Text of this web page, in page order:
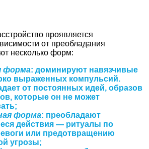
проявляется
от преобладания
несколько форм:
форма: доминируют навязчивые
выраженных компульсий.
от постоянных идей, образов
которые он не может
форма: преобладают
действия — ритуалы по
или предотвращению
угрозы;